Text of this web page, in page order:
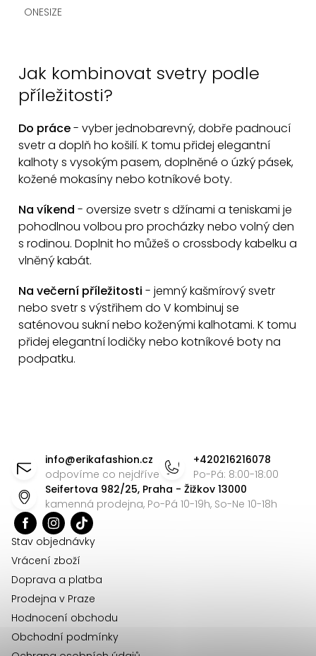
ONESIZE
l
a
c
í
p
r
v
k
ý
p
i
Jak kombinovat svetry podle
příležitosti?
Do práce- vyber jednobarevný, dobře padnoucí
svetr a doplň ho košilí. K tomu přidej elegantní
kalhoty s vysokým pasem, doplněné o úzký pásek,
kožené mokasíny nebo kotníkové boty.
Na víkend - oversize svetr s džínami a teniskami je
pohodlnou volbou pro procházky nebo volný den
s rodinou. Doplnit ho můžeš o crossbody kabelku a
vlněný kabát.
Na večerní příležitosti - jemný kašmírový svetr
nebo svetr s výstřihem do V kombinuj se
saténovou sukní nebo koženými kalhotami. K tomu
přidej elegantní lodičky nebo kotníkové boty na
podpatku.
info@erikafashion.cz
odpovíme co nejdříve
+420216216078
Po-Pá: 8:00-18:00
Seifertova 982/25, Praha - Žižkov 13000
kamenná prodejna, Po-Pá 10-19h, So-Ne 10-18h
Stav objednávky
Vrácení zboží
Doprava a platba
Prodejna v Praze
Hodnocení obchodu
Obchodní podmínky